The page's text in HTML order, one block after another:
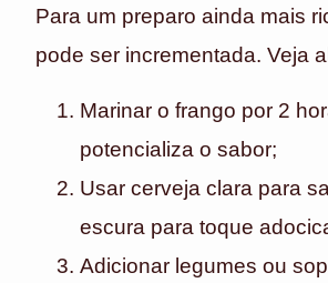
Para um preparo ainda mais
pode ser incrementada. Veja
Marinar o frango por 2
potencializa o sabor;
Usar cerveja clara para
escura para toque
Adicionar legumes ou